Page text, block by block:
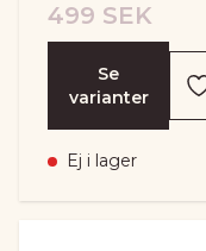
499 SEK
Se
varianter
Ej i lager